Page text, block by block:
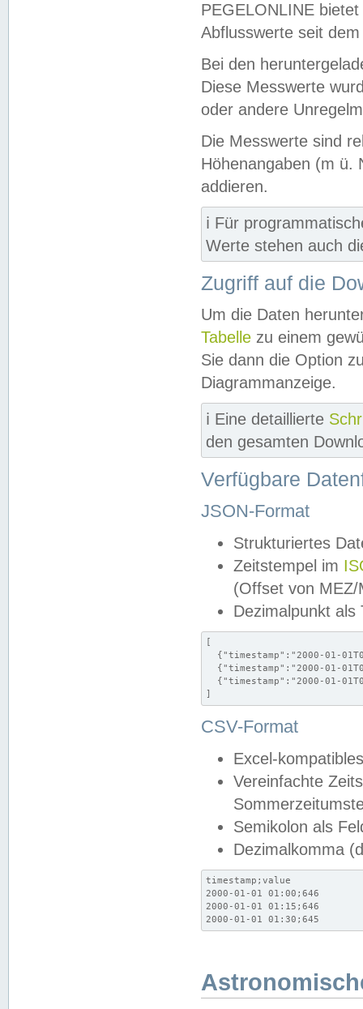
PEGELONLINE
Abflusswerte seit
Bei den
Diese Messwerte
oder andere
Die Messwerte sind
Höhenangaben (m ü.
addieren.
ℹ️ Für
Werte stehen auch
Zugriff auf die
Um die Daten
Tabelle zu einem
Sie dann die Option
Diagrammanzeige.
ℹ️ Eine detaillierte
den gesamten
Verfügbare
JSON-Format
Strukturiertes
Zeitstempel im
(Offset von MEZ/
Dezimalpunkt als
[
{"timestamp":"2000-01-
{"timestamp":"2000-01-
{"timestamp":"2000-01-
]
CSV-Format
Excel-
Vereinfachte
Semikolon als
Dezimalkomma
timestamp;value
2000-01-01 01:00;646
2000-01-01 01:15;646
2000-01-01 01:30;645